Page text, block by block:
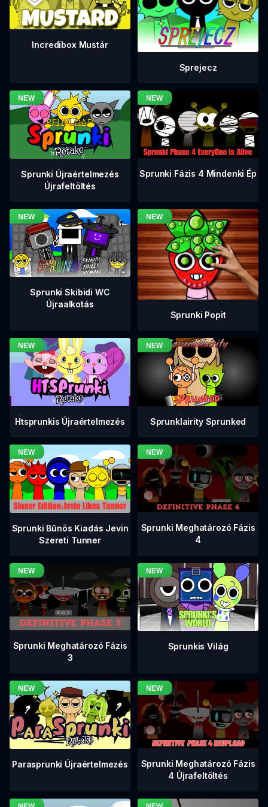
Incredibox Mustár
Sprejecz
Sprunki Újraértelmezés
Újrafeltöltés
Sprunki Fázis 4 Mindenki Ép
Sprunki Skibidi WC
Újraalkotás
Sprunki Popit
Htsprunkis Újraértelmezés Sprunklairity Sprunked
Sprunki Bűnös Kiadás Jevin
Szereti Tunner
Sprunki Meghatározó Fázis
4
Sprunki Meghatározó Fázis
3
Sprunkis Világ
Parasprunki Újraértelmezés
Sprunki Meghatározó Fázis
4 Újrafeltöltés